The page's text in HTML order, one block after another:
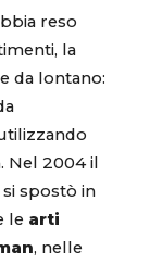
reso
la
da lontano:
Nel 2004 il
spostò in
le arti
, nelle